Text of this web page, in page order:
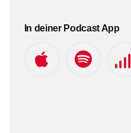
In deiner Podcast App